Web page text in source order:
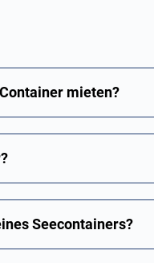
mieten?
Seecontainers?